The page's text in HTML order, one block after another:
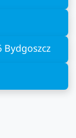
Bydgoszcz